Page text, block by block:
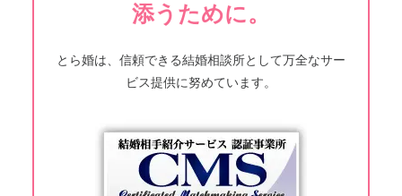
添うために。
とら婚は、信頼できる結婚相談所として万全なサー
ビス提供に努めています。